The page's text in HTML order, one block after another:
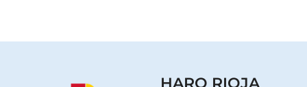
HARO RIOJA